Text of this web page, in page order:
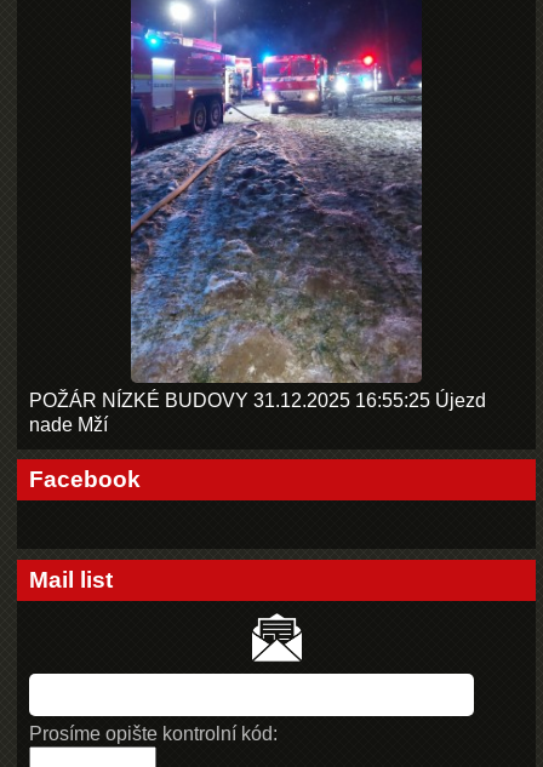
POŽÁR NÍZKÉ BUDOVY 31.12.2025 16:55:25 Újezd
nade Mží
Facebook
Mail list
Prosíme opište kontrolní kód: